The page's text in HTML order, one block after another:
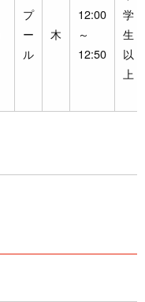
プ
ー
ル
木
12:00
～
12:50
学
生
以
上